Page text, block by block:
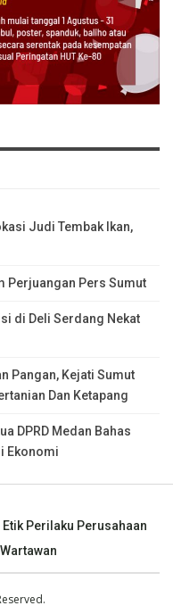
Judi Tembak Ikan,
Perjuangan Pers Sumut
di Deli Serdang Nekat
Pangan, Kejati Sumut
Dan Ketapang
DPRD Medan Bahas
Ekonomi
Etik Perilaku Perusahaan